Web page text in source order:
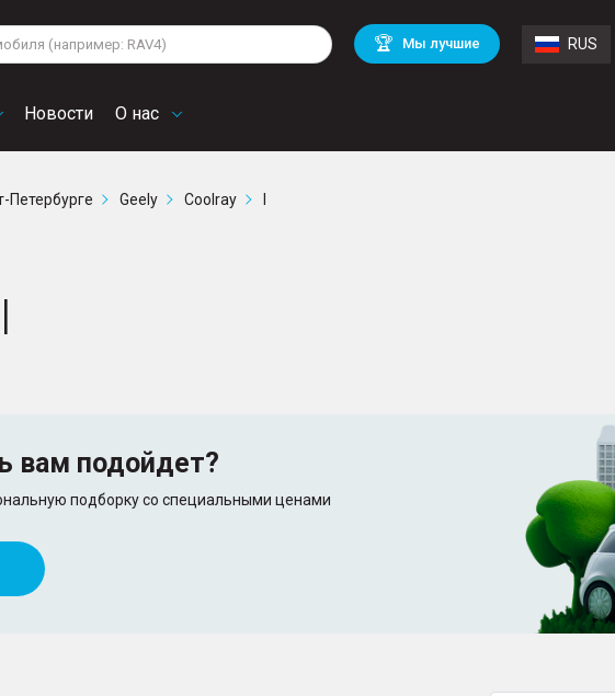
🏆 Мы лучшие RUS
Новости О нас
Volkswagen
Mitsubishi BMW
Audi
Mercedes Benz Volvo
Петербурге Geely Coolray I
вам подойдет?
подборку со специальными ценами